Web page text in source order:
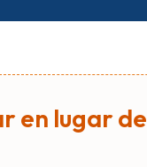
en lugar de